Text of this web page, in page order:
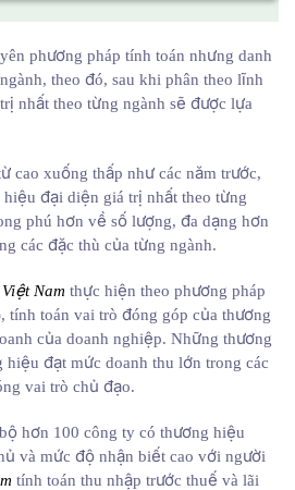
phương pháp tính toán nhưng danh
theo đó, sau khi phân theo lĩnh
nhất theo từng ngành sẽ được lựa
cao xuống thấp như các năm trước,
đại diện giá trị nhất theo từng
phú hơn về số lượng, đa dạng hơn
các đặc thù của từng ngành.
Nam thực hiện theo phương pháp
tính toán vai trò đóng góp của thương
của doanh nghiệp. Những thương
đạt mức doanh thu lớn trong các
vai trò chủ đạo.
hơn 100 công ty có thương hiệu
và mức độ nhận biết cao với người
tính toán thu nhập trước thuế và lãi